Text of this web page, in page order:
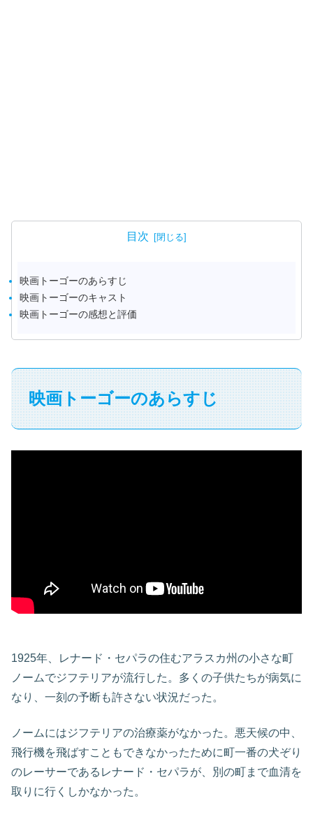
目次
映画トーゴーのあらすじ
映画トーゴーのキャスト
映画トーゴーの感想と評価
映画トーゴーのあらすじ
1925年、レナード・セパラの住むアラスカ州の小さな町
ノームでジフテリアが流行した。多くの子供たちが病気に
なり、一刻の予断も許さない状況だった。
ノームにはジフテリアの治療薬がなかった。悪天候の中、
飛行機を飛ばすこともできなかったために町一番の犬ぞり
のレーサーであるレナード・セパラが、別の町まで血清を
取りに行くしかなかった。